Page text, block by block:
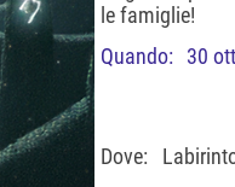
le famiglie!
Quando:
30
Dove: